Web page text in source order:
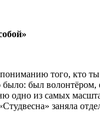
того, кто
был волонтёром,
одно из самых
заняла